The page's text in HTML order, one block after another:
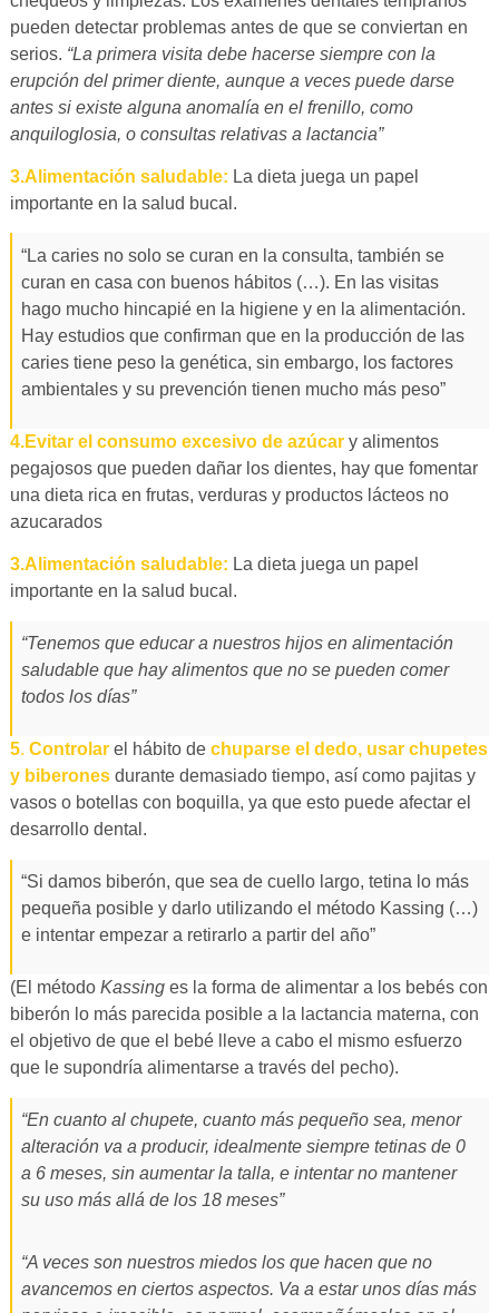
pueden detectar problemas antes de que se conviertan en
serios. “La primera visita debe hacerse siempre con la
erupción del primer diente, aunque a veces puede darse
antes si existe alguna anomalía en el frenillo, como
anquiloglosia, o consultas relativas a lactancia”
3.Alimentación saludable: La dieta juega un papel
importante en la salud bucal.
“La caries no solo se curan en la consulta, también se
curan en casa con buenos hábitos (…). En las visitas
hago mucho hincapié en la higiene y en la alimentación.
Hay estudios que confirman que en la producción de las
caries tiene peso la genética, sin embargo, los factores
ambientales y su prevención tienen mucho más peso”
4.Evitar el consumo excesivo de azúcary alimentos
pegajosos que pueden dañar los dientes, hay que fomentar
una dieta rica en frutas, verduras y productos lácteos no
azucarados
3.Alimentación saludable: La dieta juega un papel
importante en la salud bucal.
“Tenemos que educar a nuestros hijos en alimentación
saludable que hay alimentos que no se pueden comer
todos los días”
5. Controlar el hábito de chuparse el dedo, usar chupetes
y biberonesdurante demasiado tiempo, así como pajitas y
vasos o botellas con boquilla, ya que esto puede afectar el
desarrollo dental.
“Si damos biberón, que sea de cuello largo, tetina lo más
pequeña posible y darlo utilizando el método Kassing (…)
e intentar empezar a retirarlo a partir del año”
(El métodoKassinges la forma de alimentar a los bebés con
biberón lo más parecida posible a la lactancia materna, con
el objetivo de que el bebé lleve a cabo el mismo esfuerzo
que le supondría alimentarse a través del pecho).
“En cuanto al chupete, cuanto más pequeño sea, menor
alteración va a producir, idealmente siempre tetinas de 0
a 6 meses, sin aumentar la talla, e intentar no mantener
su uso más allá de los 18 meses”
“A veces son nuestros miedos los que hacen que no
avancemos en ciertos aspectos. Va a estar unos días más